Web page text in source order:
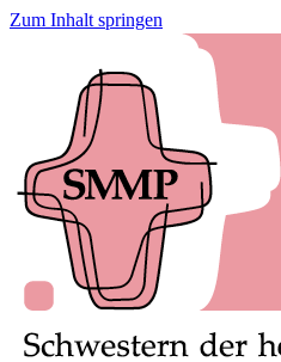
Zum Inhalt springen